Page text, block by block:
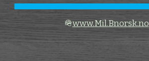
🪖www.Mil.Bnorsk.no